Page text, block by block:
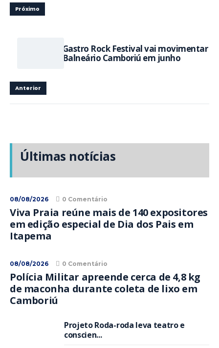
Próximo
Gastro Rock Festival vai movimentar
Balneário Camboriú em junho
Anterior
Últimas notícias
08/08/2026 0 Comentário
Viva Praia reúne mais de 140 expositores
em edição especial de Dia dos Pais em
Itapema
08/08/2026 0 Comentário
Polícia Militar apreende cerca de 4,8 kg
de maconha durante coleta de lixo em
Camboriú
Projeto Roda-roda leva teatro e
conscien...